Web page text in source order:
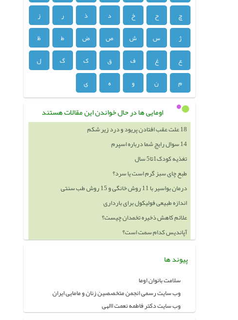
چ
ح خ د ذ ر
ز
ژ
س ش ص ض ط
ظ
ع
غ ف ق ک گ
ل
م
ن و ه ی
اومایی ها در حال خواندن این مقالات هستند
18 علت عقب افتادن پریود و درد زیر شکم
14 سوال رایج شما درباره اسپرم
تغذیه کودک1تا5 سال
طبع چای سبز گرم است یا سرد؟
درمان بواسیر با 11 روش خانگی و 15 روش طب سنتی
اندازه طبیعی فولیکول برای بارداری
علائم کاهش ذخیره تخمدان چیست؟
آپاندیس کدام سمت است؟
پیوند ها
سلامت بانوان اوما
وب سایت رسمی انجمن متخصصین زنان و مامایی ایران
وب سایت دکتر فاطمه نعمت االهی